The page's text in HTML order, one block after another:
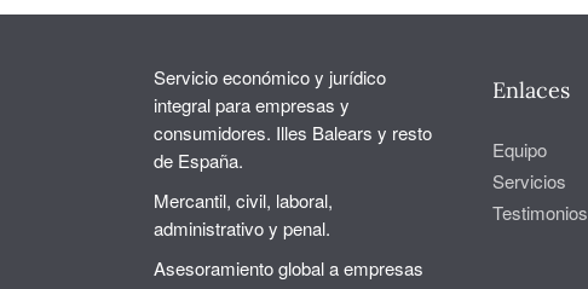
Servicio económico y jurídico
integral para empresas y
consumidores. Illes Balears y resto
de España.
Mercantil, civil, laboral,
administrativo y penal.
Asesoramiento global a empresas
Enlaces
Equipo
Servicios
Testimonios